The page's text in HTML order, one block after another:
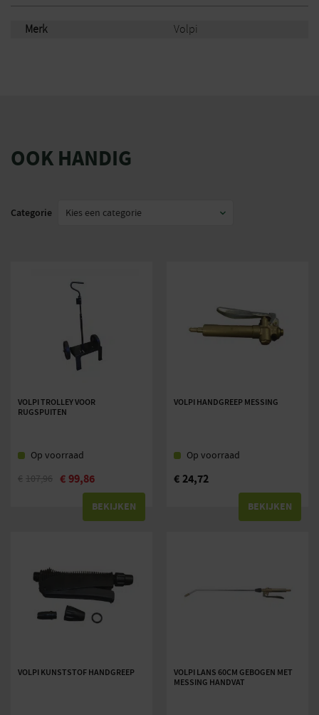
Merk Volpi
OOK HANDIG
Categorie
VOLPI TROLLEY VOOR
RUGSPUITEN
Op voorraad
€ 107,96 €99,86
BEKIJKEN
VOLPI HANDGREEP MESSING
Op voorraad
€24,72
BEKIJKEN
VOLPI KUNSTSTOF HANDGREEP
VOLPI LANS 60CM GEBOGEN MET
MESSING HANDVAT